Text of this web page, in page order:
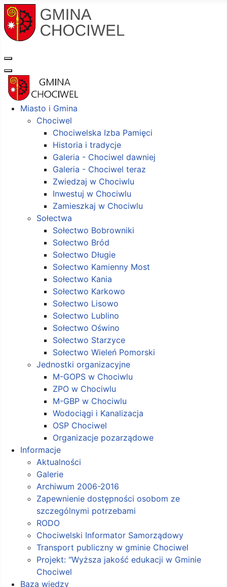
Miasto i Gmina
Chociwel
Chociwelska Izba Pamięci
Historia i tradycje
Galeria - Chociwel dawniej
Galeria - Chociwel teraz
Zwiedzaj w Chociwlu
Inwestuj w Chociwlu
Zamieszkaj w Chociwlu
Sołectwa
Sołectwo Bobrowniki
Sołectwo Bród
Sołectwo Długie
Sołectwo Kamienny Most
Sołectwo Kania
Sołectwo Karkowo
Sołectwo Lisowo
Sołectwo Lublino
Sołectwo Oświno
Sołectwo Starzyce
Sołectwo Wieleń Pomorski
Jednostki organizacyjne
M-GOPS w Chociwlu
ZPO w Chociwlu
M-GBP w Chociwlu
Wodociągi i Kanalizacja
OSP Chociwel
Organizacje pozarządowe
Informacje
Aktualności
Galerie
Archiwum 2006-2016
Zapewnienie dostępności osobom ze
szczególnymi potrzebami
RODO
Chociwelski Informator Samorządowy
Transport publiczny w gminie Chociwel
Projekt: "Wyższa jakość edukacji w Gminie
Chociwel
Baza wiedzy